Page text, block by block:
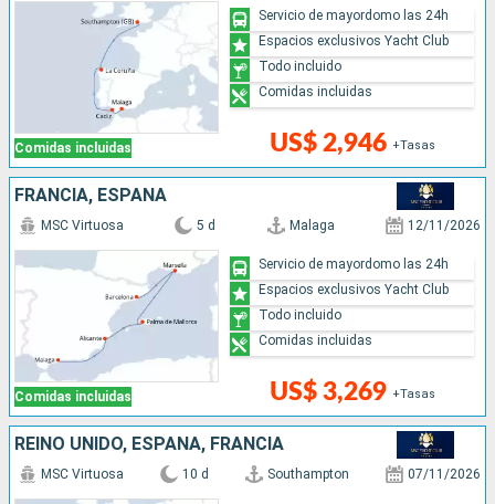
Comidas incluidas US$ 2,946 +Tasas
Servicio de mayordomo las 24h
Espacios exclusivos Yacht Club
Todo incluido
Comidas incluidas
FRANCIA, ESPAÑA
Comidas incluidas
MSC Virtuosa 5 d Malaga 12/11/2026
US$ 3,269 +Tasas
Servicio de mayordomo las 24h
Espacios exclusivos Yacht Club
Todo incluido
Comidas incluidas
REINO UNIDO, ESPAÑA, FRANCIA
MSC Virtuosa 10 d Southampton 07/11/2026